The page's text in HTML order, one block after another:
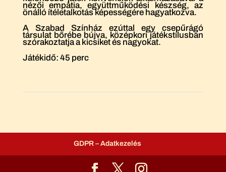
nézői empátia, együttműködési készség, az
önálló ítéletalkotás képességére hagyatkozva.
A Szabad Színház ezúttal egy csepűrágó
társulat bőrébe bújva, középkori játékstílusban
szórakoztatja a kicsiket és nagyokat.
Játékidő: 45 perc
GDPR – Adatkezelés